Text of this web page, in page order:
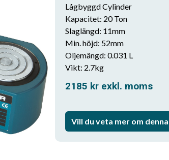
Lågbyggd Cylinder
Kapacitet: 20 Ton
Slaglängd: 11mm
Min. höjd: 52mm
Oljemängd: 0.031 L
Vikt: 2.7kg
2185 kr exkl. moms
Vill du veta mer om